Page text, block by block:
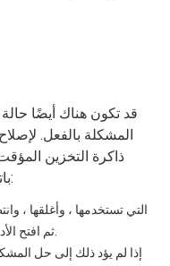
قد تكون هناك أيضًا
المشكلة بالفعل.
ذاكرة التخزين
تشغيل أداة VPN باتباع الخطوات التالية:
ثم افتح الأداة مرة أخرى لمحاولة إعادة الاتصال.
إذا لم يؤد ذلك إلى حل